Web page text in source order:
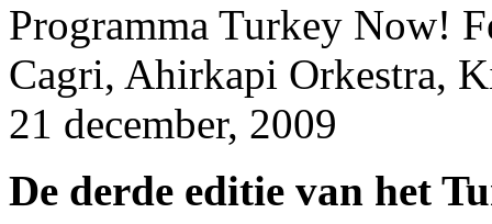
Programma Turkey Now!
Cagri, Ahirkapi Orkestra,
21 december, 2009
De derde editie van het